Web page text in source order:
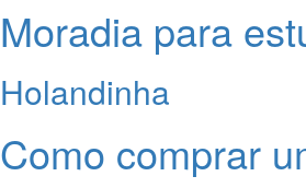
Moradia para
Holandinha
Como comprar